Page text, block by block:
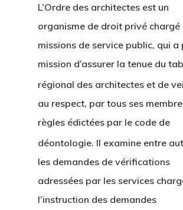
L’Ordre des architectes est un
organisme de droit privé chargé
missions de service public, qui a
mission d’assurer la tenue du
régional des architectes et de
au respect, par tous ses
règles édictées par le code de
déontologie. Il examine entre
les demandes de vérifications
adressées par les services
l’instruction des demandes